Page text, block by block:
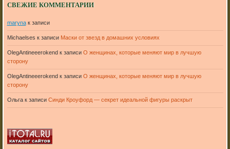
СВЕЖИЕ КОММЕНТАРИИ
marynaк записи
Michaelses к записи Маски от звезд в домашних условиях
OlegAntineeerokend к записи О женщинах, которые меняют мир в лучшую
сторону
OlegAntineeerokend к записи О женщинах, которые меняют мир в лучшую
сторону
Ольгак записи Синди Кроуфорд — секрет идеальной фигуры раскрыт